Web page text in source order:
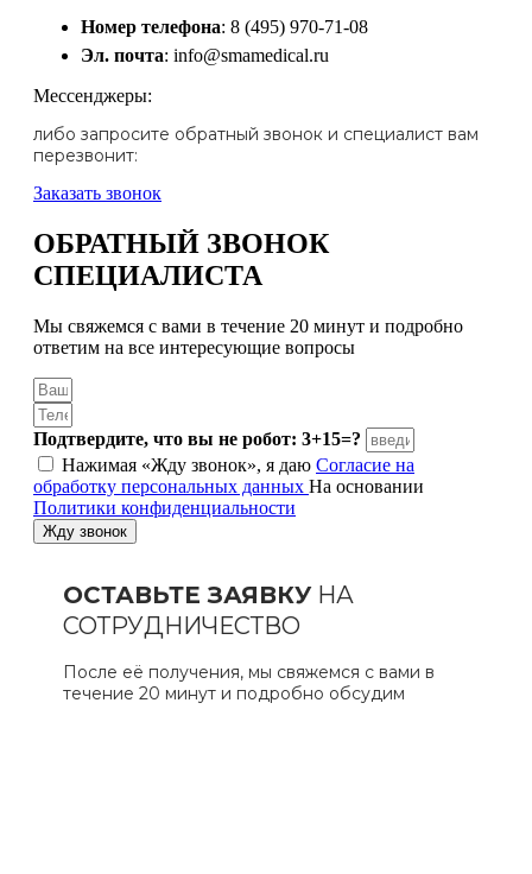
Номер телефона: 8 (495) 970-71-08
Эл. почта: info@smamedical.ru
Мессенджеры:
либо запросите обратный звонок и специалист вам
перезвонит:
Заказать звонок
ОБРАТНЫЙ ЗВОНОК
СПЕЦИАЛИСТА
Мы свяжемся с вами в течение 20 минут и подробно
ответим на все интересующие вопросы
Подтвердите, что вы не робот: 3+15=?
Нажимая «Жду звонок», я даю Согласие на
обработку персональных данных На основании
Политики конфиденциальности
Жду звонок
ОСТАВЬТЕ ЗАЯВКУНА
СОТРУДНИЧЕСТВО
После её получения, мы свяжемся с вами в
течение 20 минут и подробно обсудим